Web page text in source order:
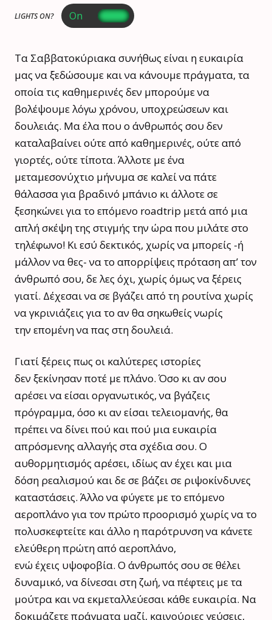
LIGHTS ON?
Τα Σαββατοκύριακα συνήθως είναι η ευκαιρία
μας να ξεδώσουμε και να κάνουμε πράγματα, τα
οποία τις καθημερινές δεν μπορούμε να
βολέψουμε λόγω χρόνου, υποχρεώσεων και
δουλειάς. Μα έλα που ο άνθρωπός σου δεν
καταλαβαίνει ούτε από καθημερινές, ούτε από
γιορτές, ούτε τίποτα. Άλλοτε με ένα
μεταμεσονύχτιο μήνυμα σε καλεί να πάτε
θάλασσα για βραδινό μπάνιο κι άλλοτε σε
ξεσηκώνει για το επόμενο roadtrip μετά από μια
απλή σκέψη της στιγμής την ώρα που μιλάτε στο
τηλέφωνο! Κι εσύ δεκτικός, χωρίς να μπορείς -ή
μάλλον να θες- να το απορρίψεις πρόταση απ’ τον
άνθρωπό σου, δε λες όχι, χωρίς όμως να ξέρεις
γιατί. Δέχεσαι να σε βγάζει από τη ρουτίνα χωρίς
να γκρινιάζεις για το αν θα σηκωθείς νωρίς
την επομένη να πας στη δουλειά.
Γιατί ξέρεις πως οι καλύτερες ιστορίες
δεν ξεκίνησαν ποτέ με πλάνο. Όσο κι αν σου
αρέσει να είσαι οργανωτικός, να βγάζεις
πρόγραμμα, όσο κι αν είσαι τελειομανής, θα
πρέπει να δίνει πού και πού μια ευκαιρία
απρόσμενης αλλαγής στα σχέδια σου. Ο
αυθορμητισμός αρέσει, ιδίως αν έχει και μια
δόση ρεαλισμού και δε σε βάζει σε ριψοκίνδυνες
καταστάσεις. Άλλο να φύγετε με το επόμενο
αεροπλάνο για τον πρώτο προορισμό χωρίς να το
πολυσκεφτείτε και άλλο η παρότρυνση να κάνετε
ελεύθερη πρώτη από αεροπλάνο,
ενώ έχεις υψοφοβία. Ο άνθρωπός σου σε θέλει
δυναμικό, να δίνεσαι στη ζωή, να πέφτεις με τα
μούτρα και να εκμεταλλεύεσαι κάθε ευκαιρία. Να
δοκιμάζετε πράγματα μαζί, καινούριες γεύσεις,